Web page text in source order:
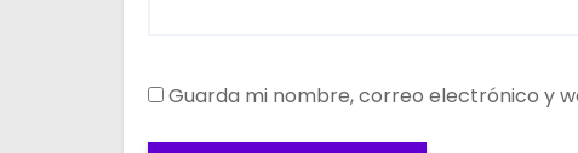
Guarda mi nombre, correo electrónico y